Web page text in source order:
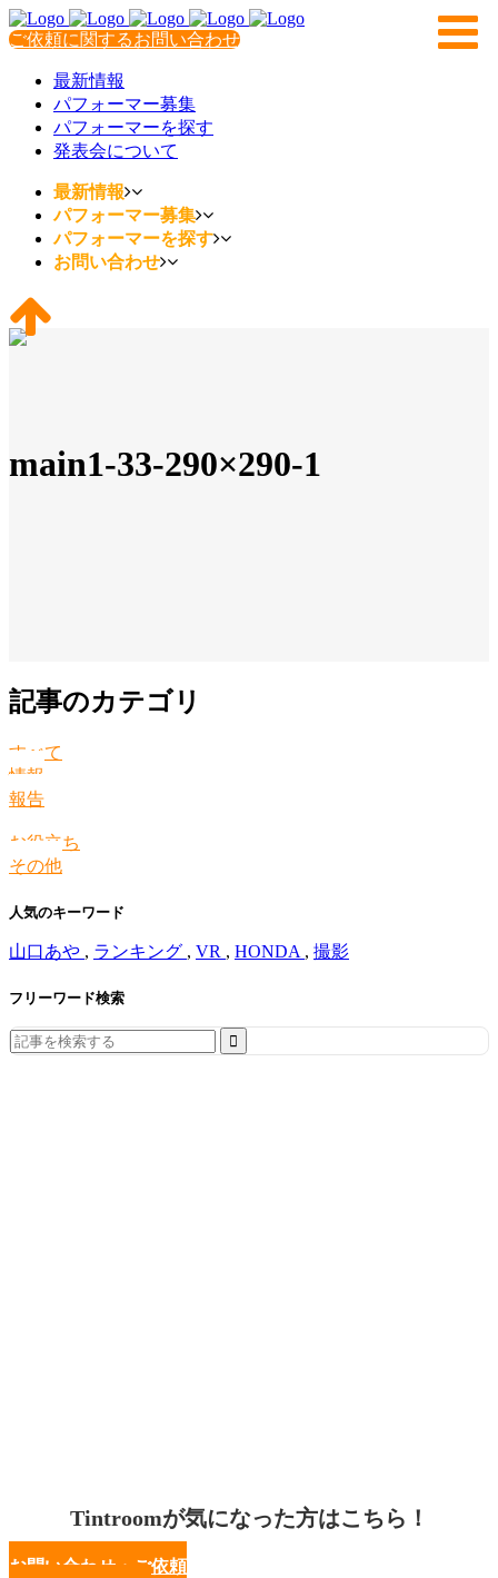
ご依頼に関するお問い合わせ
最新情報
パフォーマー募集
パフォーマーを探す
発表会について
最新情報
パフォーマー募集
パフォーマーを探す
お問い合わせ
main1-33-290×290-1
記事のカテゴリ
すべて
情報
報告
お役立ち
その他
人気のキーワード
山口あや , ランキング , VR , HONDA , 撮影
フリーワード検索
Search
for:
Tintroomが気になった方はこちら！
お問い合わせ・ご依頼